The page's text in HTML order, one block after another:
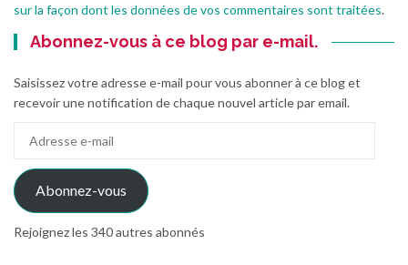
sur la façon dont les données de vos commentaires sont traitées.
Abonnez-vous à ce blog par e-mail.
Saisissez votre adresse e-mail pour vous abonner à ce blog et
recevoir une notification de chaque nouvel article par email.
mail
Abonnez-vous
Rejoignez les 340 autres abonnés